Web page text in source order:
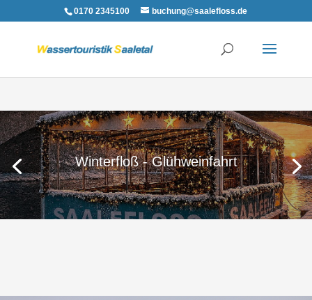
0170 2345100 buchung@saalefloss.de
Winterfloß - Glühweinfahrt